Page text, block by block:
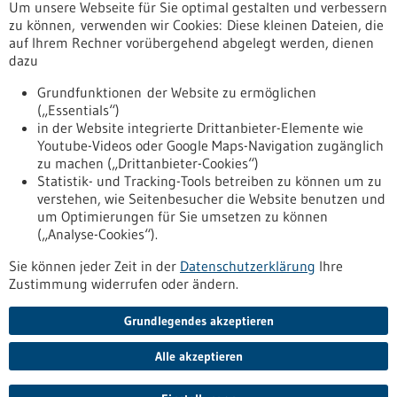
services.eu(at)biopharmaspec.com
www.biopharmaspec.com
Zurück zur Ergebnisliste
Nach oben
Informiert bleiben
Newsletter abonnieren
Um unsere Webseite für Sie optimal gestalten und verbessern
zu können, verwenden wir Cookies: Diese kleinen Dateien, die
auf Ihrem Rechner vorübergehend abgelegt werden, dienen
dazu
Grundfunktionen der Website zu ermöglichen
(„Essentials“)
in der Website integrierte Drittanbieter-Elemente wie
Youtube-Videos oder Google Maps-Navigation zugänglich
zu machen („Drittanbieter-Cookies“)
Statistik- und Tracking-Tools betreiben zu können um zu
verstehen, wie Seitenbesucher die Website benutzen und
um Optimierungen für Sie umsetzen zu können
(„Analyse-Cookies“).
Sie können jeder Zeit in der Datenschutzerklärung Ihre
Zustimmung widerrufen oder ändern.
Grundlegendes akzeptieren
Alle akzeptieren